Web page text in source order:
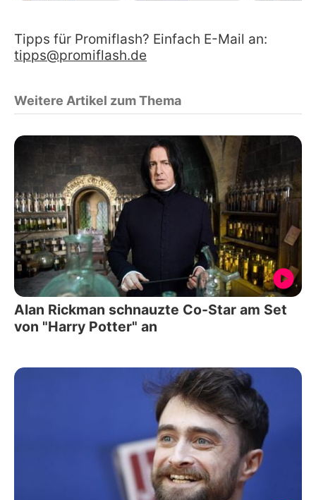
Tipps für Promiflash? Einfach E-Mail an:
tipps@promiflash.de
Weitere Artikel zum Thema
Alan Rickman schnauzte Co-Star am Set
von "Harry Potter" an